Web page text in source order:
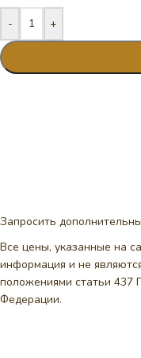
- +
Запросить
Все цены, указанные на
информация и не
положениями статьи 437
Федерации.